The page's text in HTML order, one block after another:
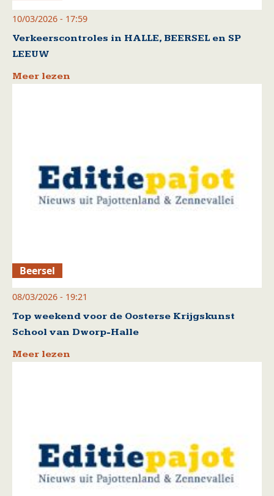
10/03/2026 - 17:59
Verkeerscontroles in HALLE, BEERSEL en SP
LEEUW
Meer lezen
Beersel
08/03/2026 - 19:21
Top weekend voor de Oosterse Krijgskunst
School van Dworp-Halle
Meer lezen